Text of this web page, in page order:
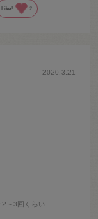
Like! 2
:2～3回くらい
2020.3.21